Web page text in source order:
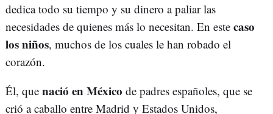
dedica todo su tiempo y su dinero a paliar las
necesidades de quienes más lo necesitan. En este caso
los niños, muchos de los cuales le han robado el
corazón.
Él, que nació en México de padres españoles, que se
crió a caballo entre Madrid y Estados Unidos,